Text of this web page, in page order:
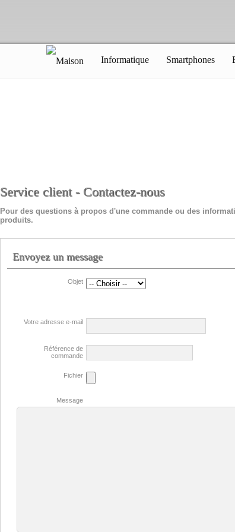
Informatique Smartphones
Service client - Contactez-nous
Pour des questions à propos d'une commande ou des
produits.
Envoyez un message
Objet
Votre adresse e-mail
Référence de
commande
Fichier
Message